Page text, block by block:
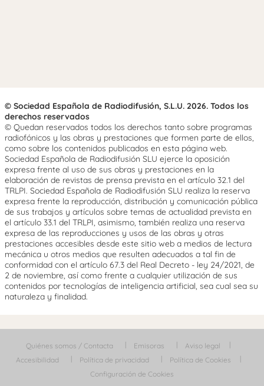
© Sociedad Española de Radiodifusión, S.L.U. 2026. Todos los
derechos reservados
© Quedan reservados todos los derechos tanto sobre programas
radiofónicos y las obras y prestaciones que formen parte de ellos,
como sobre los contenidos publicados en esta página web.
Sociedad Española de Radiodifusión SLU ejerce la oposición
expresa frente al uso de sus obras y prestaciones en la
elaboración de revistas de prensa prevista en el artículo 32.1 del
TRLPI. Sociedad Española de Radiodifusión SLU realiza la reserva
expresa frente la reproducción, distribución y comunicación pública
de sus trabajos y artículos sobre temas de actualidad prevista en
el artículo 33.1 del TRLPI, asimismo, también realiza una reserva
expresa de las reproducciones y usos de las obras y otras
prestaciones accesibles desde este sitio web a medios de lectura
mecánica u otros medios que resulten adecuados a tal fin de
conformidad con el artículo 67.3 del Real Decreto - ley 24/2021, de
2 de noviembre, así como frente a cualquier utilización de sus
contenidos por tecnologías de inteligencia artificial, sea cual sea su
naturaleza y finalidad.
Quiénes somos / Contacta Emisoras
Aviso legal
Accesibilidad
Política de privacidad
Política de Cookies
Configuración de Cookies